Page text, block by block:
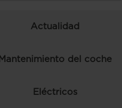
Actualidad
Mantenimiento del coche
Eléctricos